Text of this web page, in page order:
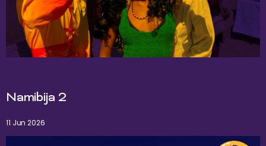
Namibija 2
11 Jun 2026